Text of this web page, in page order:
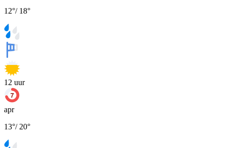
12°/ 18°
12 uur
apr
13°/ 20°